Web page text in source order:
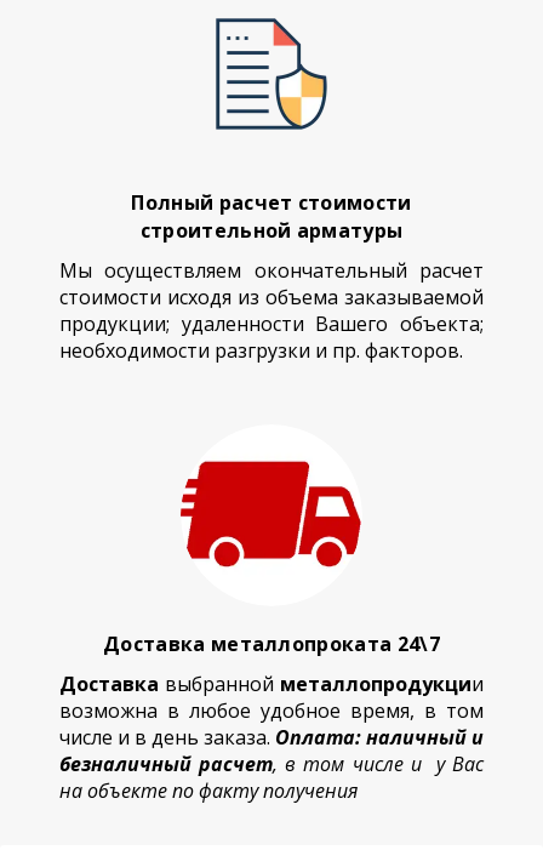
Полный расчет стоимости
строительной арматуры
Мы осуществляем окончательный расчет
стоимости исходя из объема заказываемой
продукции; удаленности Вашего объекта;
необходимости разгрузки и пр. факторов.
Доставка металлопроката 24\7
Доставка выбранной металлопродукции
возможна в любое удобное время, в том
числе и в день заказа. Оплата: наличный и
безналичный расчет, в том числе и у Вас
на объекте по факту получения